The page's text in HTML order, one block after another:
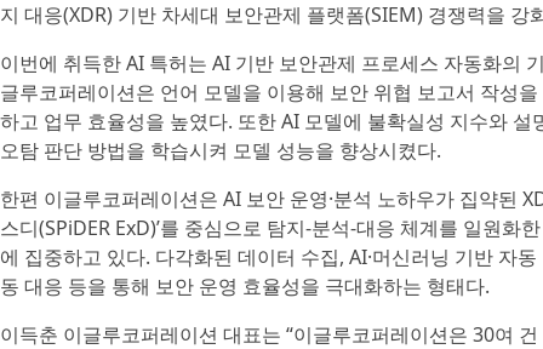
지 대응(XDR) 기반 차세대 보안관제 플랫폼(SIEM) 경쟁력을 강
이번에 취득한 AI 특허는 AI 기반 보안관제 프로세스 자동화의
글루코퍼레이션은 언어 모델을 이용해 보안 위협 보고서 작성
하고 업무 효율성을 높였다. 또한 AI 모델에 불확실성 지수와 설
오탐 판단 방법을 학습시켜 모델 성능을 향상시켰다.
한편 이글루코퍼레이션은 AI 보안 운영·분석 노하우가 집약된
스디(SPiDER ExD)’를 중심으로 탐지-분석-대응 체계를 일원화
에 집중하고 있다. 다각화된 데이터 수집, AI·머신러닝 기반 자
동 대응 등을 통해 보안 운영 효율성을 극대화하는 형태다.
이득춘 이글루코퍼레이션 대표는 “이글루코퍼레이션은 30여